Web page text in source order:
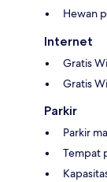
Hewan
Internet
Gratis
Gratis
Parkir
Parkir
Tempat